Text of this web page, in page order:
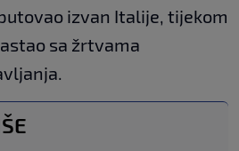
izvan Italije, tijekom
sa žrtvama